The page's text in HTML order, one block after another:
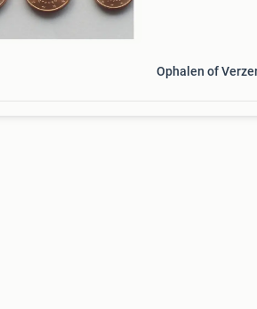
Ophalen of